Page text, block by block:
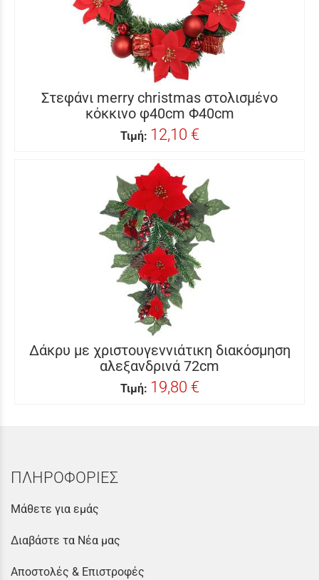
Στεφάνι merry christmas στολισμένο
κόκκινο φ40cm Φ40cm
Τιμή: 12,10 €
Δάκρυ με χριστουγεννιάτικη διακόσμηση
αλεξανδρινά 72cm
Τιμή: 19,80 €
ΠΛΗΡΟΦΟΡΙΕΣ
Μάθετε για εμάς
Διαβάστε τα Νέα μας
Αποστολές & Επιστροφές